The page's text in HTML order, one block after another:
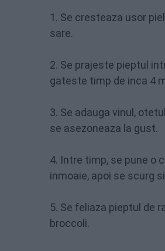
1. Se cresteaza usor
sare.
2. Se prajeste pieptul
gateste timp de inca 4
3. Se adauga vinul,
se asezoneaza la gust.
4. Intre timp, se pune o
inmoaie, apoi se scurg
5. Se feliaza pieptul de
broccoli.